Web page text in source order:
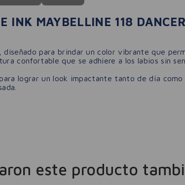
INK MAYBELLINE 118
diseñado para brindar un color vibrante que
confortable que se adhiere a los labios sin
lograr un look impactante tanto de día como
este producto